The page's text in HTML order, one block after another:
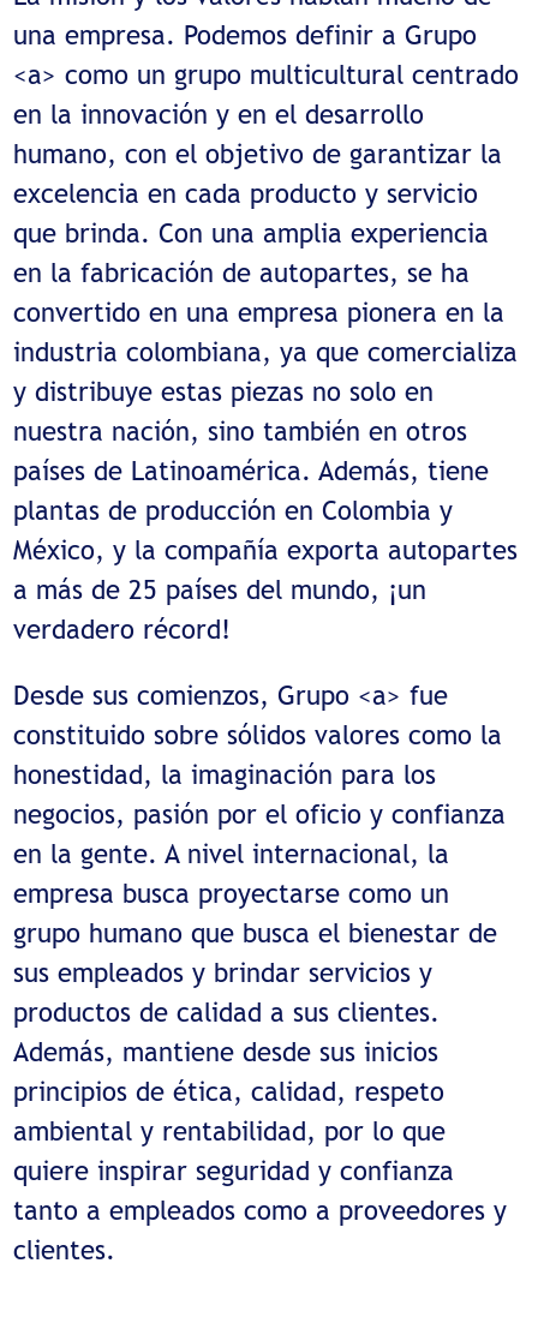
una empresa. Podemos definir a Grupo
<a> como un grupo multicultural centrado
en la innovación y en el desarrollo
humano, con el objetivo de garantizar la
excelencia en cada producto y servicio
que brinda. Con una amplia experiencia
en la fabricación de autopartes, se ha
convertido en una empresa pionera en la
industria colombiana, ya que comercializa
y distribuye estas piezas no solo en
nuestra nación, sino también en otros
países de Latinoamérica. Además, tiene
plantas de producción en Colombia y
México, y la compañía exporta autopartes
a más de 25 países del mundo, ¡un
verdadero récord!
Desde sus comienzos, Grupo <a> fue
constituido sobre sólidos valores como la
honestidad, la imaginación para los
negocios, pasión por el oficio y confianza
en la gente. A nivel internacional, la
empresa busca proyectarse como un
grupo humano que busca el bienestar de
sus empleados y brindar servicios y
productos de calidad a sus clientes.
Además, mantiene desde sus inicios
principios de ética, calidad, respeto
ambiental y rentabilidad, por lo que
quiere inspirar seguridad y confianza
tanto a empleados como a proveedores y
clientes.